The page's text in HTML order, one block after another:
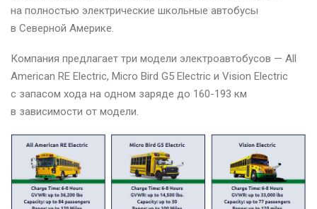
на полностью электрические школьные автобусы
в Северной Америке.
Компания предлагает три модели электроавтобусов — All
American RE Electric, Micro Bird G5 Electric и Vision Electric
с запасом хода на одном заряде до 160-193 км
в зависимости от модели.